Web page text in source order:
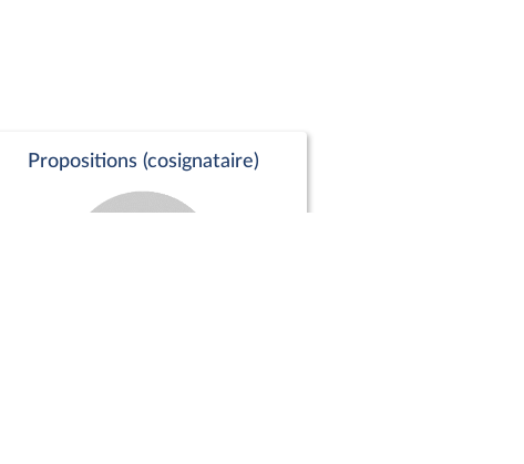
Propositions (cosignataire)